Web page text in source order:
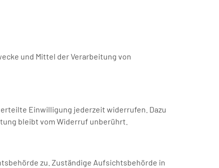
und Mittel der Verarbeitung von
Einwilligung jederzeit widerrufen. Dazu
bleibt vom Widerruf unberührt.
zu. Zuständige Aufsichtsbehörde in